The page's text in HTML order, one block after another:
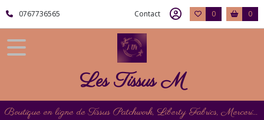
0767736565 Contact 0 0
Les Tissus M
Boutique en ligne de Tissus Patchwork, Liberty Fabrics, Mercerie et Matériel de Point de Croix